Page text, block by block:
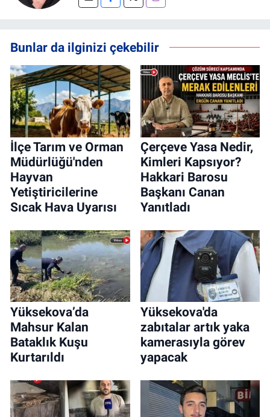
Bunlar da ilginizi çekebilir
İlçe Tarım ve Orman
Müdürlüğü'nden
Hayvan
Yetiştiricilerine
Sıcak Hava Uyarısı
Çerçeve Yasa Nedir,
Kimleri Kapsıyor?
Hakkari Barosu
Başkanı Canan
Yanıtladı
Yüksekova’da
Mahsur Kalan
Bataklık Kuşu
Kurtarıldı
Yüksekova'da
zabıtalar artık yaka
kamerasıyla görev
yapacak